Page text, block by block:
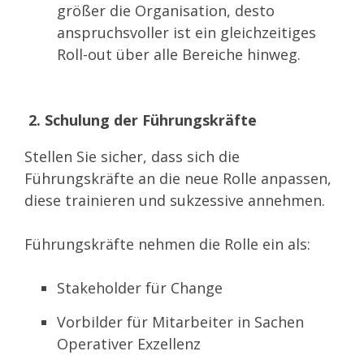
größer die Organisation, desto
anspruchsvoller ist ein gleichzeitiges
Roll-out über alle Bereiche hinweg.
2. Schulung der Führungskräfte
Stellen Sie sicher, dass sich die
Führungskräfte an die neue Rolle anpassen,
diese trainieren und sukzessive annehmen.
Führungskräfte nehmen die Rolle ein als:
Stakeholder für Change
Vorbilder für Mitarbeiter in Sachen
Operativer Exzellenz